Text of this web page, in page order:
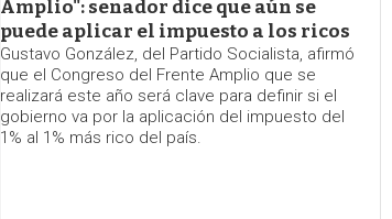
Amplio": senador dice que aún se
puede aplicar el impuesto a los ricos
Gustavo González, del Partido Socialista, afirmó
que el Congreso del Frente Amplio que se
realizará este año será clave para definir si el
gobierno va por la aplicación del impuesto del
1% al 1% más rico del país.